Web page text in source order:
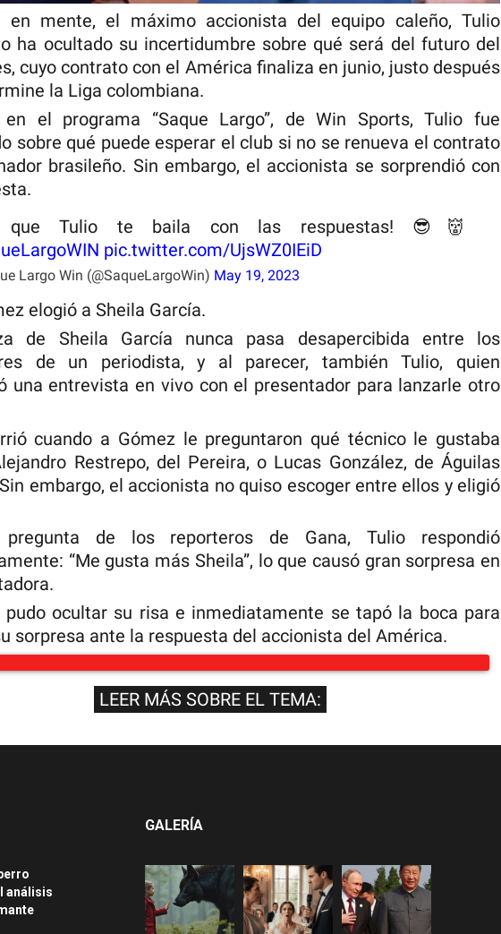
en mente, el máximo accionista del equipo caleño, Tulio
ha ocultado su incertidumbre sobre qué será del futuro del
cuyo contrato con el América finaliza en junio, justo después
la Liga colombiana.
el programa “Saque Largo”, de Win Sports, Tulio fue
sobre qué puede esperar el club si no se renueva el contrato
brasileño. Sin embargo, el accionista se sorprendió con
que Tulio te baila con las respuestas! 😎👹
pic.twitter.com/UjsWZ0IEiD
Largo Win (@SaqueLargoWin) May 19, 2023
elogió a Sheila García.
de Sheila García nunca pasa desapercibida entre los
de un periodista, y al parecer, también Tulio, quien
una entrevista en vivo con el presentador para lanzarle otro
cuando a Gómez le preguntaron qué técnico le gustaba
Restrepo, del Pereira, o Lucas González, de Águilas
embargo, el accionista no quiso escoger entre ellos y eligió
de los reporteros de Gana, Tulio respondió
“Me gusta más Sheila”, lo que causó gran sorpresa en
pudo ocultar su risa e inmediatamente se tapó la boca para
sorpresa ante la respuesta del accionista del América.
LEER MÁS SOBRE EL TEMA:
análisis
GALERÍA